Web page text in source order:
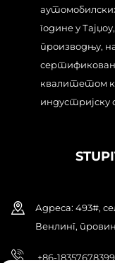
године у
производњу,
квалитетом
индустријску
Адреса: 493#,
Венлинг,
+86-18357678399